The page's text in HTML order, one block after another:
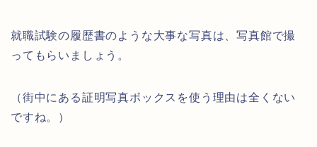
就職試験の履歴書のような大事な写真は、写真館で撮
ってもらいましょう。
（街中にある証明写真ボックスを使う理由は全くない
ですね。）